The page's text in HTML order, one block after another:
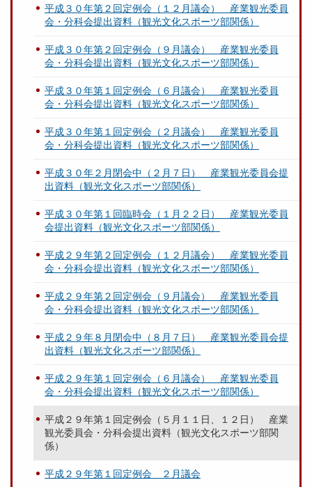
平成３０年第２回定例会（１２月議会） 産業観光委員
会・分科会提出資料（観光文化スポーツ部関係）
平成３０年第２回定例会（９月議会） 産業観光委員
会・分科会提出資料（観光文化スポーツ部関係）
平成３０年第１回定例会（６月議会） 産業観光委員
会・分科会提出資料（観光文化スポーツ部関係）
平成３０年第１回定例会（２月議会） 産業観光委員
会・分科会提出資料（観光文化スポーツ部関係）
平成３０年２月閉会中（２月７日） 産業観光委員会提
出資料（観光文化スポーツ部関係）
平成３０年第１回臨時会（１月２２日） 産業観光委員
会提出資料（観光文化スポーツ部関係）
平成２９年第２回定例会（１２月議会） 産業観光委員
会・分科会提出資料（観光文化スポーツ部関係）
平成２９年第２回定例会（９月議会） 産業観光委員
会・分科会提出資料（観光文化スポーツ部関係）
平成２９年８月閉会中（８月７日） 産業観光委員会提
出資料（観光文化スポーツ部関係）
平成２９年第１回定例会（６月議会） 産業観光委員
会・分科会提出資料（観光文化スポーツ部関係）
平成２９年第１回定例会（５月１１日、１２日） 産業
観光委員会・分科会提出資料（観光文化スポーツ部関
係）
平成２９年第１回定例会 ２月議会